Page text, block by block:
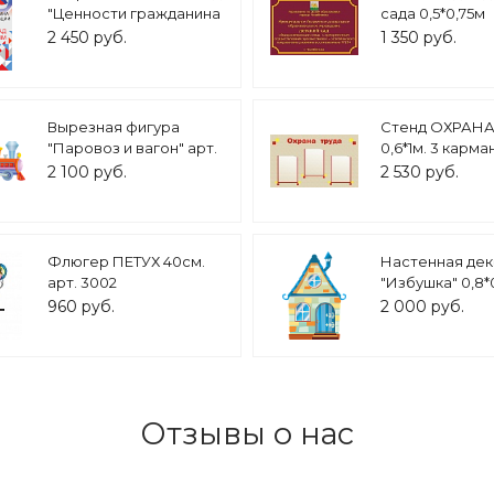
"Ценности гражданина
РФ - ПРИОРИТЕТ
2 450 руб.
сада 0,5*0,75м
1 350 руб.
Вырезная фигура
"Паровоз и вагон" арт.
ПЛ1117
2 100 руб.
Стенд
0,6*1м. 3
арт.671
2 530 руб.
Флюгер ПЕТУХ 40см.
арт. 3002
960 руб.
Настенная
"Избушка"
арт. ДОМ2261
2 000 руб.
Отзывы о нас